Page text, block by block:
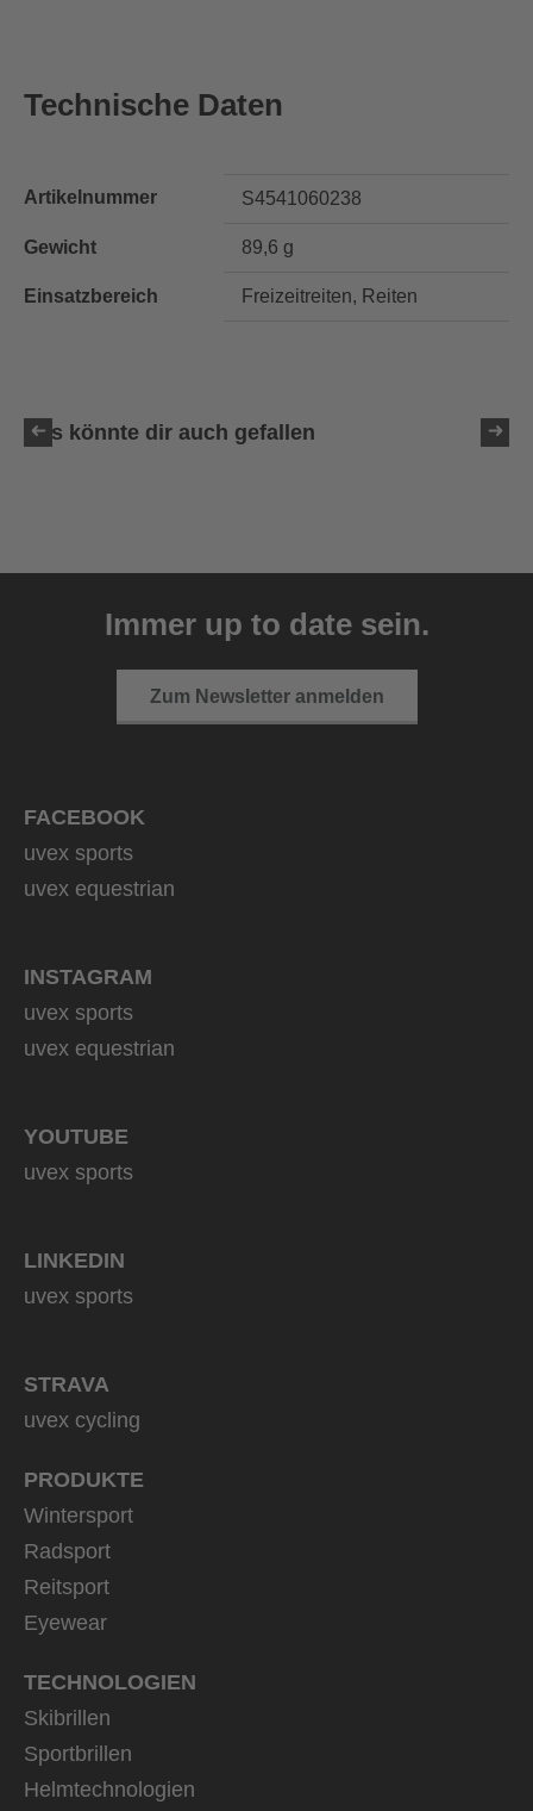
Technische Daten
Artikelnummer S4541060238
Gewicht 89,6 g
Einsatzbereich Freizeitreiten, Reiten
Das könnte dir auch gefallen
9 FarbvariantenImmer up to date sein.
Zum Newsletter anmelden
FACEBOOK
uvex sports
uvex equestrian
INSTAGRAM
uvex sports
uvex equestrian
YOUTUBE
uvex sports
LINKEDIN
uvex sports
STRAVA
uvex cycling
PRODUKTE
Wintersport
Radsport
Reitsport
Eyewear
TECHNOLOGIEN
Skibrillen
Sportbrillen
Helmtechnologien